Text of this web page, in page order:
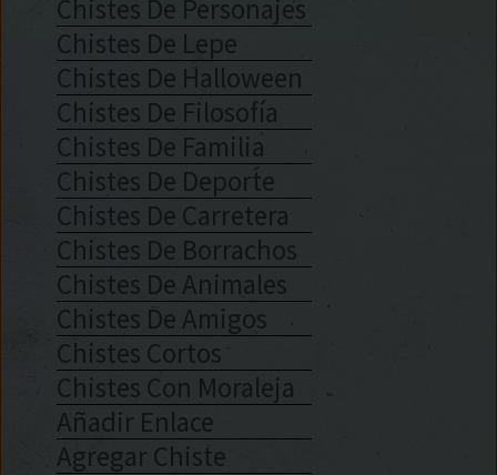
Chistes De Personajes
Chistes De Lepe
Chistes De Halloween
Chistes De Filosofía
Chistes De Familia
Chistes De Deporte
Chistes De Carretera
Chistes De Borrachos
Chistes De Animales
Chistes De Amigos
Chistes Cortos
Chistes Con Moraleja
Añadir Enlace
Agregar Chiste